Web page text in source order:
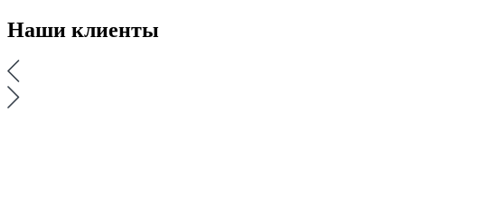
Наши клиенты